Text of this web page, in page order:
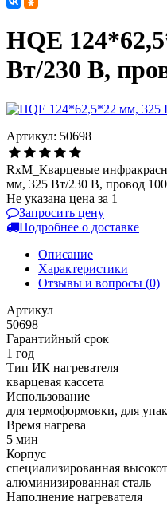
HQE
Вт/230 В,
Артикул: 50698
RxM_Кварцевые
мм, 325 Вт/230 В, провод
Не указана цена за 1
Запросить цену
Подробнее о доставке
Описание
Характеристики
Отзывы и вопросы (0)
Артикул
50698
Гарантийный срок
1 год
Тип ИК нагревателя
кварцевая кассета
Использование
для термоформовки, для
Время нагрева
5 мин
Корпус
cпециализированная
алюминизированная сталь
Наполнение нагревателя